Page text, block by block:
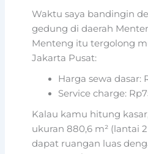
Waktu saya bandingin
gedung di daerah
Menteng itu tergolong
Jakarta Pusat:
Harga sewa dasar:
Service charge:
Kalau kamu hitung
ukuran 880,6 m² (lantai
dapat ruangan luas